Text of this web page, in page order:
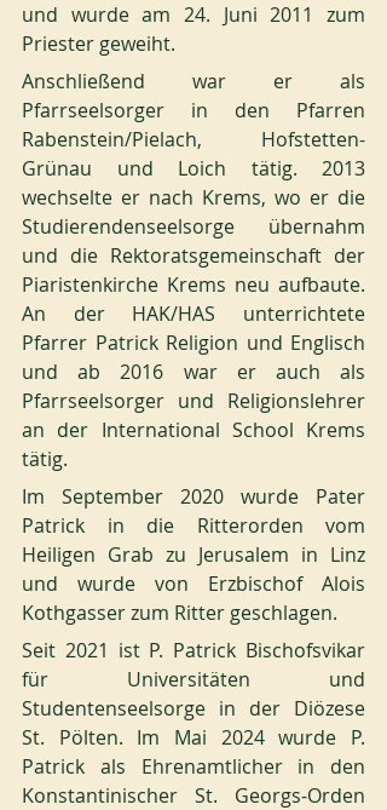
und wurde am 24. Juni 2011 zum
Priester geweiht.
Anschließend war er als
Pfarrseelsorger in den Pfarren
Rabenstein/Pielach, Hofstetten-
Grünau und Loich tätig. 2013
wechselte er nach Krems, wo er die
Studierendenseelsorge übernahm
und die Rektoratsgemeinschaft der
Piaristenkirche Krems neu aufbaute.
An der HAK/HAS unterrichtete
Pfarrer Patrick Religion und Englisch
und ab 2016 war er auch als
Pfarrseelsorger und Religionslehrer
an der International School Krems
tätig.
Im September 2020 wurde Pater
Patrick in die Ritterorden vom
Heiligen Grab zu Jerusalem in Linz
und wurde von Erzbischof Alois
Kothgasser zum Ritter geschlagen.
Seit 2021 ist P. Patrick Bischofsvikar
für Universitäten und
Studentenseelsorge in der Diözese
St. Pölten. Im Mai 2024 wurde P.
Patrick als Ehrenamtlicher in den
Konstantinischer St. Georgs-Orden